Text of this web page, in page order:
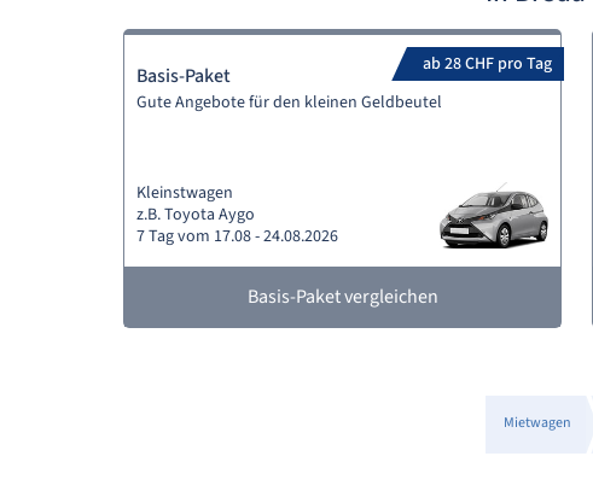
ab 28 CHF pro Tag
Basis-Paket
Gute Angebote für den kleinen Geldbeutel
Kleinstwagen
z.B. Toyota Aygo
7 Tag vom 17.08 - 24.08.2026
Basis-Paket vergleichen
Mietwagen